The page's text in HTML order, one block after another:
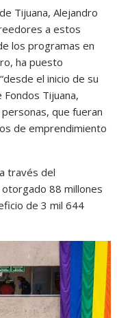
Tijuana, Alejandro
a estos
los programas en
ha puesto
el inicio de su
Tijuana,
que fueran
de emprendimiento
través del
otorgado 88 millones
de 3 mil 644